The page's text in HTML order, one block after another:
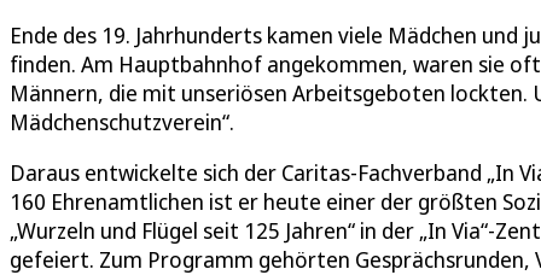
Ende des 19. Jahrhunderts kamen viele Mädchen und
finden. Am Hauptbahnhof angekommen, waren sie
Männern, die mit unseriösen Arbeitsgeboten lockten.
Mädchenschutzverein“.
Daraus entwickelte sich der Caritas-Fachverband „In
160 Ehrenamtlichen ist er heute einer der größten
„Wurzeln und Flügel seit 125 Jahren“ in der „In Via“-
gefeiert. Zum Programm gehörten